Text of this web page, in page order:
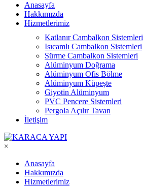
Anasayfa
Hakkımızda
Hizmetlerimiz
Katlanır Cambalkon Sistemleri
Isıcamlı Cambalkon Sistemleri
Sürme Cambalkon Sistemleri
Alüminyum Doğrama
Alüminyum Ofis Bölme
Alüminyum Küpeşte
Giyotin Alüminyum
PVC Pencere Sistemleri
Pergola Açılır Tavan
İletişim
×
Anasayfa
Hakkımızda
Hizmetlerimiz